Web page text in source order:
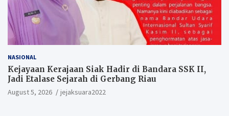
NASIONAL
Kejayaan Kerajaan Siak Hadir di Bandara SSK II,
Jadi Etalase Sejarah di Gerbang Riau
August 5, 2026 jejaksuara2022